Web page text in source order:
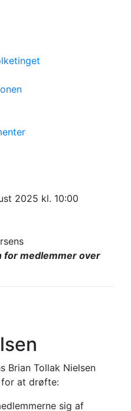
med 3F
2025 kl. 10:00
for medlemmer over
Brian Tollak Nielsen
for at drøfte:
sig af